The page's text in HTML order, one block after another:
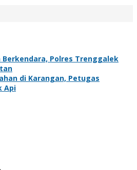
Polres Trenggalek
di Karangan, Petugas
Api